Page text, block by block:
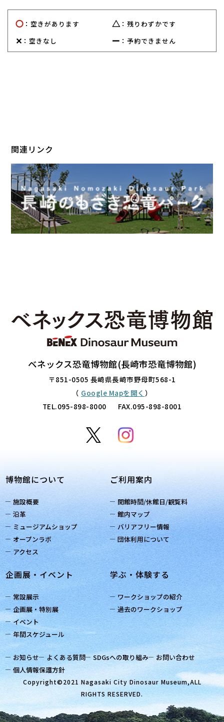
〇 ：空きがあります △ ：残りわずかです
✕ ：空きなし ー ：予約できません
関連リンク
ベネックス恐竜博物館(長崎市恐竜博物館)
〒851-0505 長崎県長崎市野母町568-1
（ Google Mapを開く ）
TEL.095-898-8000 FAX.095-898-8001
博物館について
施設概要
沿革
ミュージアムショップ
オープンラボ
アクセス
ご利用案内
開館時間/休館日/観覧料
館内マップ
バリアフリー情報
団体利用について
企画展・イベント
常設展示
企画展・特別展
イベント
年間スケジュール
学ぶ・体験する
ワークショップの紹介
過去のワークショップ
お知らせ よくある質問 SDGsへの取り組み
お問い合わせ
個人情報保護方針
Copyright©2021 Nagasaki City Dinosaur Museum,ALL
RIGHTS RESERVED.